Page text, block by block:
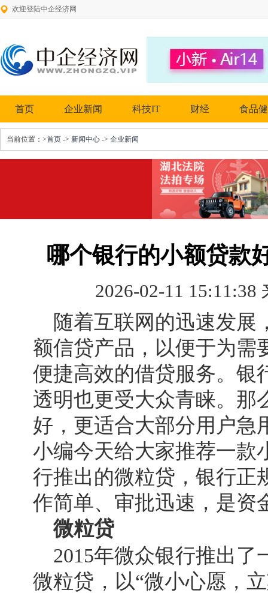
欢迎登陆中企经济网
首页 企业新闻 科技IT 财经 食品
当前位置： >首页 -> 新闻中心 -> 企业新闻
哪个银行的小额贷款
2026-02-11 15:11:38
随着互联网的迅速发展
额信贷产品，以便于为需
便捷高效的借贷服务。银
透明也更受大众青睐。那
好，更适合大部分用户急
小编今天给大家推荐一款
行推出的微粒贷，银行正
作简单、审批迅速，是资
微粒贷
2015年微众银行推出
微粒贷，以“微小心愿，